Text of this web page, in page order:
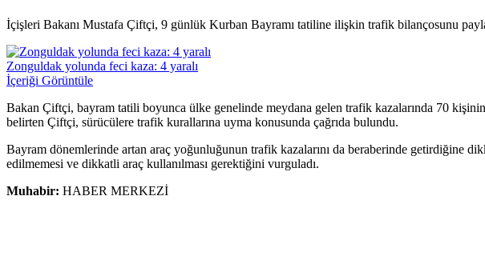
İçişleri Bakanı Mustafa Çiftçi, 9 günlük Kurban Bayramı tatiline ilişkin trafik bilançosunu
Zonguldak yolunda feci kaza: 4 yaralı
İçeriği Görüntüle
Bakan Çiftçi, bayram tatili boyunca ülke genelinde meydana gelen trafik kazalarında 70
belirten Çiftçi, sürücülere trafik kurallarına uyma konusunda çağrıda bulundu.
Bayram dönemlerinde artan araç yoğunluğunun trafik kazalarını da beraberinde getirdiğine
edilmemesi ve dikkatli araç kullanılması gerektiğini vurguladı.
Muhabir: HABER MERKEZİ